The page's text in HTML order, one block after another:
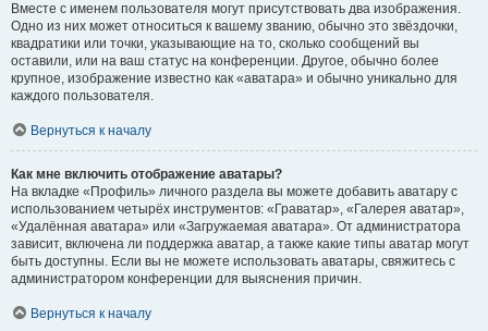
Вместе с именем пользователя могут присутствовать два изображения.
Одно из них может относиться к вашему званию, обычно это звёздочки,
квадратики или точки, указывающие на то, сколько сообщений вы
оставили, или на ваш статус на конференции. Другое, обычно более
крупное, изображение известно как «аватара» и обычно уникально для
каждого пользователя.
Вернуться к началу
Как мне включить отображение аватары?
На вкладке «Профиль» личного раздела вы можете добавить аватару с
использованием четырёх инструментов: «Граватар», «Галерея аватар»,
«Удалённая аватара» или «Загружаемая аватара». От администратора
зависит, включена ли поддержка аватар, а также какие типы аватар могут
быть доступны. Если вы не можете использовать аватары, свяжитесь с
администратором конференции для выяснения причин.
Вернуться к началу